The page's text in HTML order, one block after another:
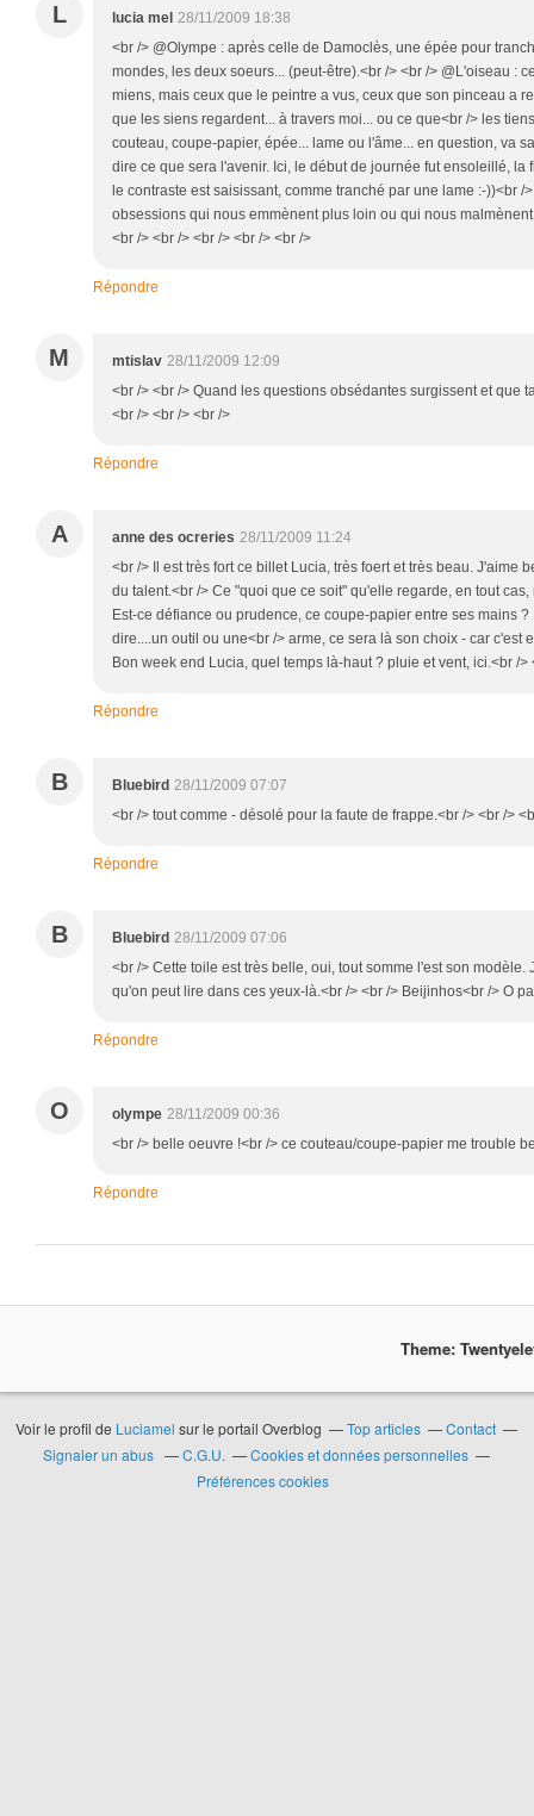
L lucia mel 28/11/2009 18:38
<br /> @Olympe : après celle de Damoclès, une épée pour
mondes, les deux soeurs... (peut-être).<br /> <br /> @L'oiseau :
miens, mais ceux que le peintre a vus, ceux que son pinceau a
que les siens regardent... à travers moi... ou ce que<br /> les
couteau, coupe-papier, épée... lame ou l'âme... en question, va
dire ce que sera l'avenir. Ici, le début de journée fut ensoleillé, la
le contraste est saisissant, comme tranché par une lame :-))<br /
obsessions qui nous emmènent plus loin ou qui nous
<br /> <br /> <br /> <br /> <br />
Répondre
M mtislav 28/11/2009 12:09
<br /> <br /> Quand les questions obsédantes surgissent et que
<br /> <br /> <br />
Répondre
A anne des ocreries 28/11/2009 11:24
<br /> Il est très fort ce billet Lucia, très foert et très beau. J'aime
du talent.<br /> Ce "quoi que ce soit" qu'elle regarde, en tout
Est-ce défiance ou prudence, ce coupe-papier entre ses mains
dire....un outil ou une<br /> arme, ce sera là son choix - car c'est
Bon week end Lucia, quel temps là-haut ? pluie et vent, ici.<br />
Répondre
B Bluebird 28/11/2009 07:07
<br /> tout comme - désolé pour la faute de frappe.<br /> <br />
Répondre
B Bluebird 28/11/2009 07:06
<br /> Cette toile est très belle, oui, tout somme l'est son
qu'on peut lire dans ces yeux-là.<br /> <br /> Beijinhos<br /> O
Répondre
O olympe 28/11/2009 00:36
<br /> belle oeuvre !<br /> ce couteau/coupe-papier me trouble
Répondre
Theme:
Voir le profil de Luciamel sur le portail Overblog Top articles
Contact
Signaler un abus
C.G.U.
Cookies et données personnelles
Préférences cookies